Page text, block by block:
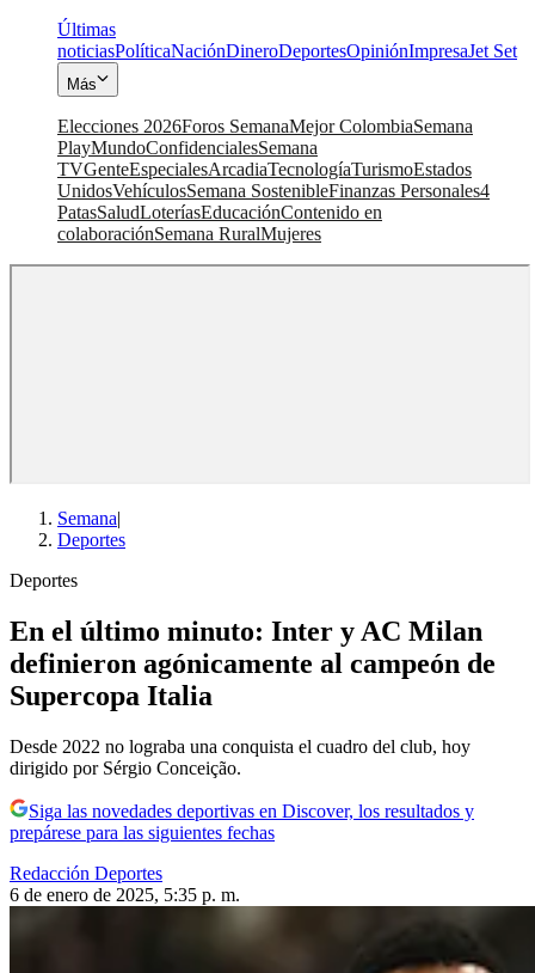
Últimas
noticiasPolíticaNaciónDineroDeportesOpiniónImpresaJet Set
Más
Elecciones 2026Foros SemanaMejor ColombiaSemana
PlayMundoConfidencialesSemana
TVGenteEspecialesArcadiaTecnologíaTurismoEstados
UnidosVehículosSemana SostenibleFinanzas Personales4
PatasSaludLoteríasEducaciónContenido en
colaboraciónSemana RuralMujeres
Semana|
Deportes
Deportes
En el último minuto: Inter y AC Milan
definieron agónicamente al campeón de
Supercopa Italia
Desde 2022 no lograba una conquista el cuadro del club, hoy
dirigido por Sérgio Conceição.
Siga las novedades deportivas en Discover, los resultados y
prepárese para las siguientes fechas
Redacción Deportes
6 de enero de 2025, 5:35 p. m.